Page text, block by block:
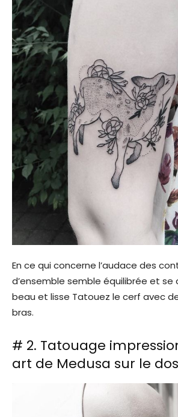
En ce qui concerne l’audace des
d’ensemble semble équilibrée et se
beau et lisse Tatouez le cerf avec
bras.
# 2. Tatouage
art de Medusa sur le